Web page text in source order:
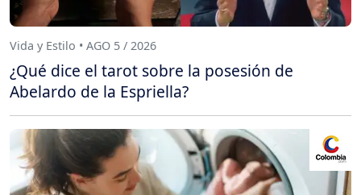
Vida y Estilo • AGO 5 / 2026
¿Qué dice el tarot sobre la posesión de
Abelardo de la Espriella?